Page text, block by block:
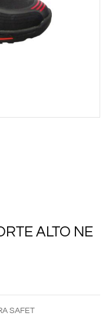
ALTO NE
SAFET